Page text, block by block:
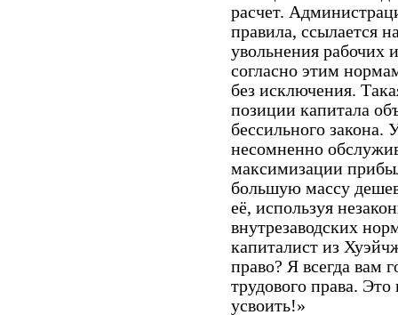
расчет.
правила, ссылается
увольнения рабочих
согласно этим
без исключения.
позиции капитала
бессильного закона.
несомненно
максимизации
большую массу
её, используя
внутрезаводских
капиталист из
право? Я всегда вам
трудового права.
усвоить!»